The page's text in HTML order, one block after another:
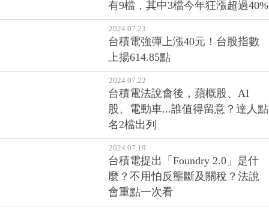
有9檔，其中3檔今年狂漲超過40%
2024.07.23
台積電強彈上漲40元！台股指數
上揚614.85點
2024.07.22
台積電法說會後，蘋概股、AI
股、電動車...誰值得留意？達人點
名2檔出列
2024.07.19
台積電提出「Foundry 2.0」是什
麼？不用怕反壟斷及關稅？法說
會重點一次看